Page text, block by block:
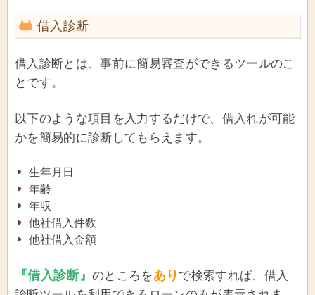
借入診断
借入診断とは、事前に簡易審査ができるツールのこ
とです。
以下のような項目を入力するだけで、借入れが可能
かを簡易的に診断してもらえます。
生年月日
年齢
年収
他社借入件数
他社借入金額
『借入診断』のところをあり で検索すれば、借入